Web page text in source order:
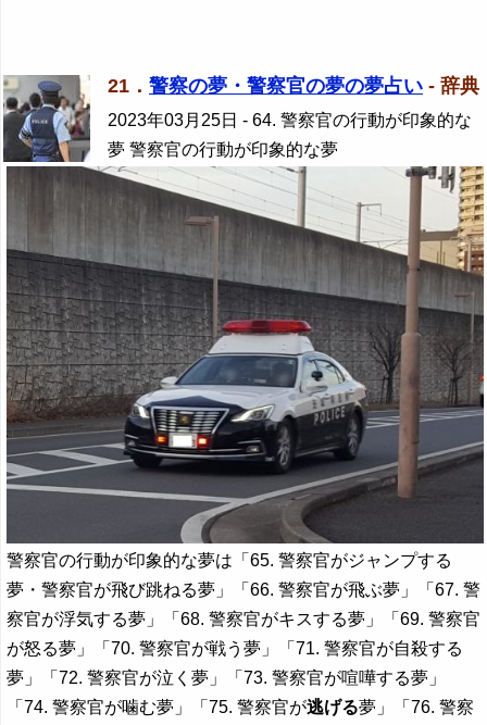
21． 警察の夢・警察官の夢の夢占い - 辞典
2023年03月25日 - 64. 警察官の行動が印象的な
夢 警察官の行動が印象的な夢
警察官の行動が印象的な夢は「65. 警察官がジャンプする
夢・警察官が飛び跳ねる夢」「66. 警察官が飛ぶ夢」「67. 警
察官が浮気する夢」「68. 警察官がキスする夢」「69. 警察官
が怒る夢」「70. 警察官が戦う夢」「71. 警察官が自殺する
夢」「72. 警察官が泣く夢」「73. 警察官が喧嘩する夢」
「74. 警察官が噛む夢」「75. 警察官が逃げる夢」「76. 警察